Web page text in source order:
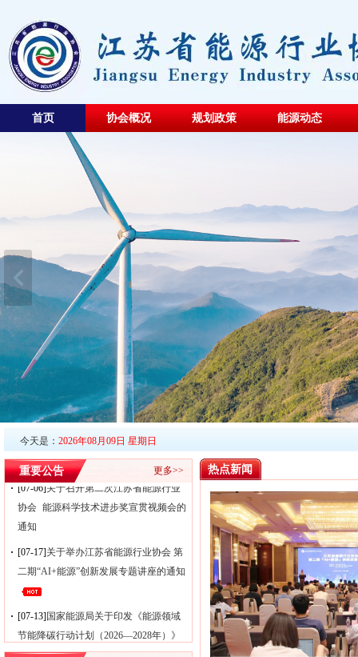
首页 协会概况 规划政策 能源动态
今天是： 2026年08月09日 星期日
更多>>
重要公告
[07-17]
关于举办江苏省能源行业协会 第
二期“AI+能源”创新发展专题讲座的通知
[07-13]国家能源局关于印发《能源领域
节能降碳行动计划（2026—2028年）》
[07-10]关于印发2026年第一批江苏省能
源行业协会标准制定计划的通知
[07-06] 关于召开第二次江苏省能源行业
的通知
热点新闻